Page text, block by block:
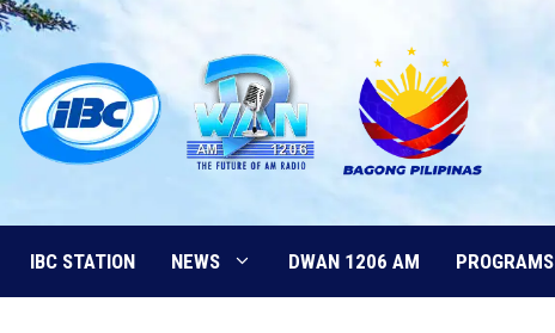
Skip
content
IBC STATION NEWS DWAN 1206 AM PROGRAMS